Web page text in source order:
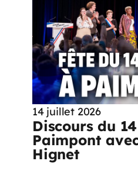
14 juillet 2026
Discours du
Paimpont
Hignet